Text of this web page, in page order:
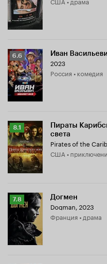
8.3
Рейтинг
Кинопоиска
6.6
6.6 Иван
2023
Россия • комедия
Рейтинг
Кинопоиска
8.1
8.1
Пираты
света
Pirates of the
США •
Рейтинг
Кинопоиска
7.8
7.8 Догмен
Dogman, 2023
Франция • драма